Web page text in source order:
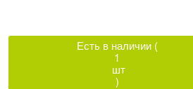
Есть в наличии (
1
шт
)